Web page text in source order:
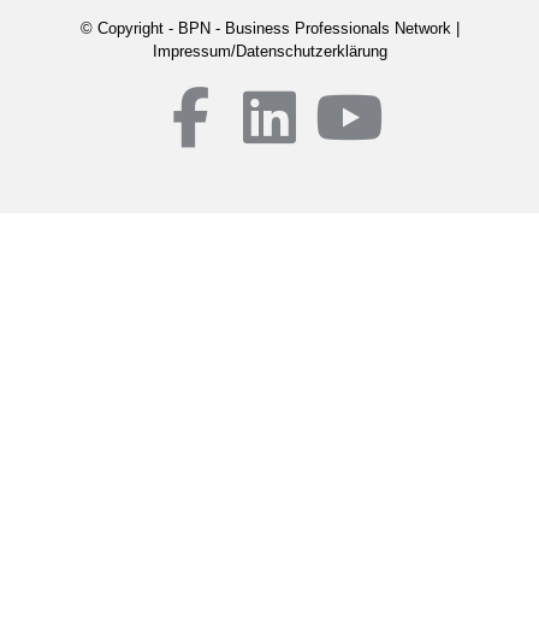
© Copyright - BPN - Business Professionals Network |
Impressum/Datenschutzerklärung